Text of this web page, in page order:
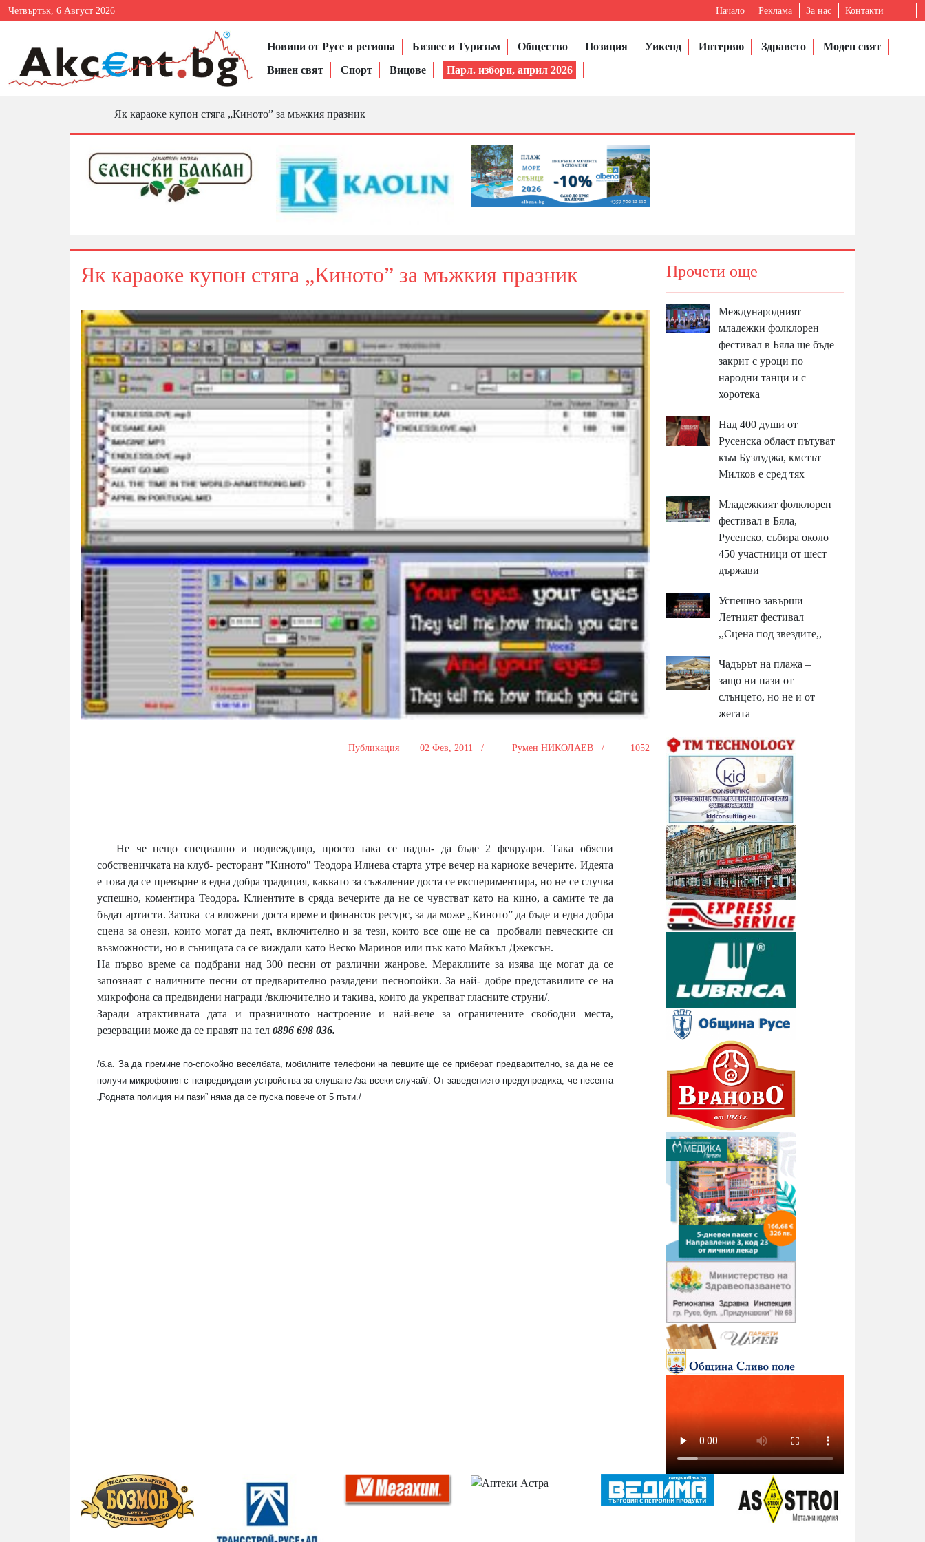
Четвъртък, 6 Август 2026 Начало Реклама За нас Контакти
Новини от Русе и региона Бизнес и Туризъм Общество Позиция Уикенд Интервю Здравето
Моден свят
Винен свят
Спорт Вицове Парл. избори, април 2026
Як караоке купон стяга „Киното” за мъжкия празник
Як караоке купон стяга „Киното” за мъжкия празник
Публикация 02 Фев, 2011 / Румен НИКОЛАЕВ / 1052
Не че нещо специално и подвеждащо, просто така се падна- да бъде 2 февруари. Така обясни
собственичката на клуб- ресторант "Киното" Теодора Илиева старта утре вечер на кариоке вечерите. Идеята
е това да се превърне в една добра традиция, каквато за съжаление доста се експериментира, но не се случва
успешно, коментира Теодора. Клиентите в сряда вечерите да не се чувстват като на кино, а самите те да
бъдат артисти. Затова са вложени доста време и финансов ресурс, за да може „Киното” да бъде и една добра
сцена за онези, които могат да пеят, включително и за тези, които все още не са
пробвали певческите си
възможности, но в сънищата са се виждали като Веско Маринов или пък като Майкъл Джексън.
На първо време са подбрани над 300 песни от различни жанрове. Мераклиите за изява ще могат да се
запознаят с наличните песни от предварително раздадени песнопойки. За най- добре представилите се на
микрофона са предвидени награди /включително и такива, които да укрепват гласните струни/.
Заради атрактивната дата и празничното настроение и най-вече за ограничените свободни места,
резервации може да се правят на тел 0896 698 036.
/б.а. За да премине по-спокойно веселбата, мобилните телефони на певците ще се приберат предварително, за да не се
получи микрофония с непредвидени устройства за слушане /за всеки случай/. От заведението предупредиха, че песента
„Родната полиция ни пази” няма да се пуска повече от 5 пъти./
Прочети още
Международният
младежки фолклорен
фестивал в Бяла ще бъде
закрит с уроци по
народни танци и с
хоротека
Над 400 души от
Русенска област пътуват
към Бузлуджа, кметът
Милков е сред тях
Младежкият фолклорен
фестивал в Бяла,
Русенско, събира около
450 участници от шест
държави
Успешно завърши
Летният фестивал
,,Сцена под звездите,,
Чадърът на плажа –
защо ни пази от
слънцето, но не и от
жегата